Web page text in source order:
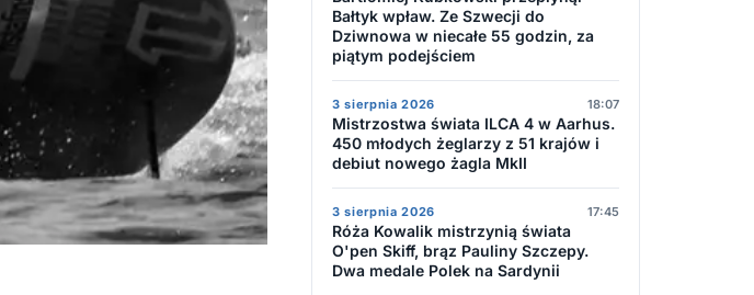
Bałtyk wpław. Ze Szwecji do
Dziwnowa w niecałe 55 godzin, za
piątym podejściem
3 sierpnia 2026 18:07
Mistrzostwa świata ILCA 4 w Aarhus.
450 młodych żeglarzy z 51 krajów i
debiut nowego żagla MkII
3 sierpnia 2026 17:45
Róża Kowalik mistrzynią świata
O'pen Skiff, brąz Pauliny Szczepy.
Dwa medale Polek na Sardynii